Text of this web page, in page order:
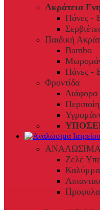
Ακράτεια
Πάνες -
Παιδική
Bambo
Πάνες -
Φροντίδα
Διάφορα
Ζελέ